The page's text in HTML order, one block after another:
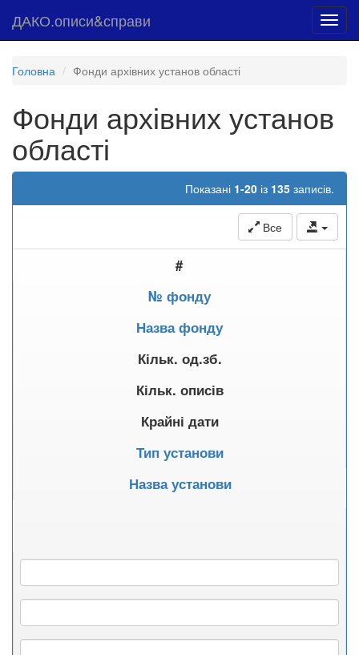
ДАКО.описи&справи
Головна Фонди архівних установ області
Фонди архівних установ
області
Показані 1-20 із 135 записів.
Все
#
№ фонду
Назва фонду
Кільк. од.зб.
Кільк. описів
Крайні дати
Тип установи
Назва установи